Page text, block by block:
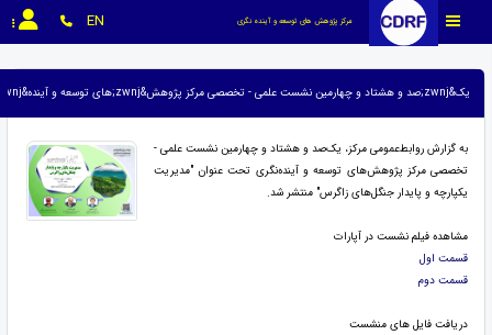
مرکز پژوهش های توسعه و آینده نگری EN
یک&zwnj;صد و هشتاد و چهارمین نشست علمی - تخصصی مرکز پژوهش&zwnj;های توسعه و آینده&zwnj;نگری منتشر شد.
به گزارش روابط‌عمومی مرکز، یک‌صد و هشتاد و چهارمین نشست علمی -
تخصصی مرکز پژوهش‌های توسعه و آینده‌نگری تحت عنوان "مدیریت
یکپارچه و پایدار جنگل‌های زاگرس" منتشر شد.
مشاهده فیلم نشست در آپارات
قسمت اول
قسمت دوم
دریافت فایل های منشست